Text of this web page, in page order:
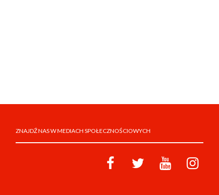
ZNAJDŹ NAS W MEDIACH SPOŁECZNOŚCIOWYCH